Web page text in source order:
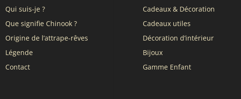
Qui suis-je ?
Que signifie Chinook ?
Origine de l’attrape-rêves
Légende
Contact
Cadeaux & Décoration
Cadeaux utiles
Décoration d’intérieur
Bijoux
Gamme Enfant